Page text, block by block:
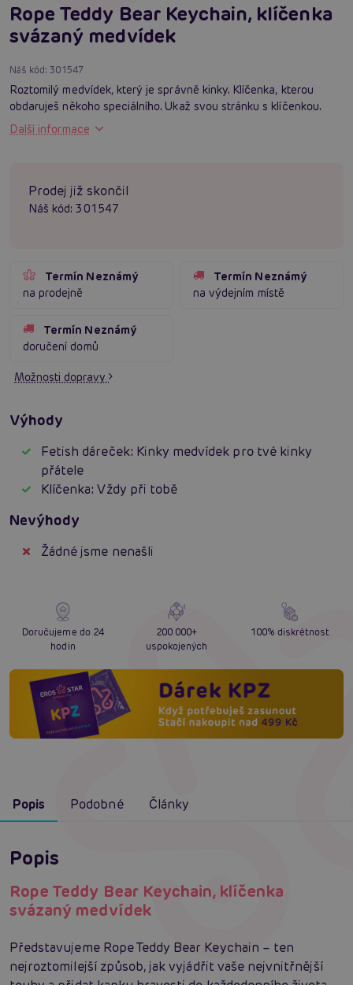
Rope Teddy Bear Keychain, klíčenka
svázaný medvídek
Náš kód:301547
Roztomilý medvídek, který je správně kinky. Klíčenka, kterou
obdaruješ někoho speciálního. Ukaž svou stránku s klíčenkou.
Další informace
Prodej již skončil
Náš kód: 301547
Termín Neznámý
na prodejně
Termín Neznámý
na výdejním místě
Termín Neznámý
doručení domů
Možnosti dopravy
Výhody
Fetish dáreček: Kinky medvídek pro tvé kinky
přátele
Klíčenka: Vždy při tobě
Nevýhody
Žádné jsme nenašli
Doručujeme do 24
hodin
200 000+
uspokojených
100% diskrétnost
Popis Podobné Články
Popis
Rope Teddy Bear Keychain, klíčenka
svázaný medvídek
Představujeme Rope Teddy Bear Keychain – ten
nejroztomilejší způsob, jak vyjádřit vaše nejvnitřnější